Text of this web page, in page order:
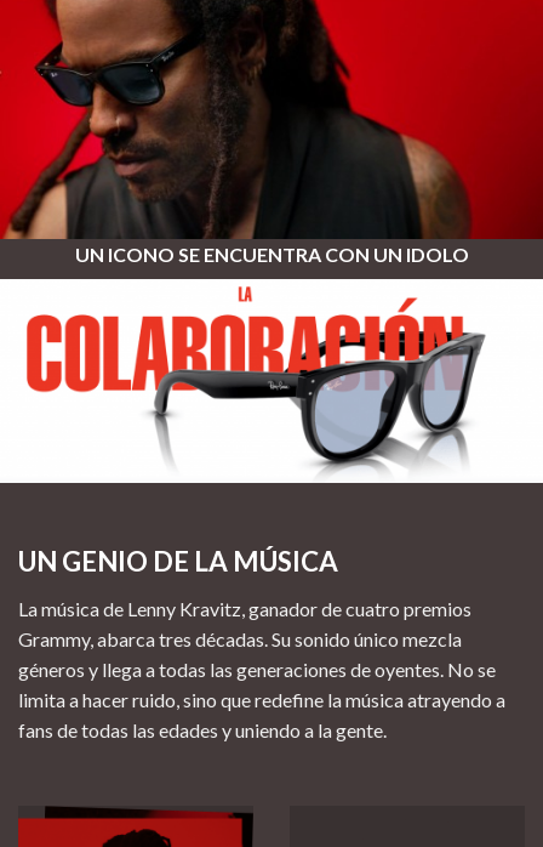
UN ICONO SE ENCUENTRA CON UN IDOLO
UN GENIO DE LA MÚSICA
La música de Lenny Kravitz, ganador de cuatro premios
Grammy, abarca tres décadas. Su sonido único mezcla
géneros y llega a todas las generaciones de oyentes. No se
limita a hacer ruido, sino que redefine la música atrayendo a
fans de todas las edades y uniendo a la gente.